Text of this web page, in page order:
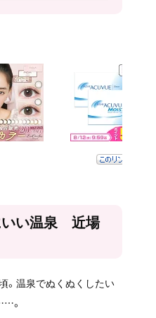
いい温泉 近場
。温泉でぬくぬくしたい
。